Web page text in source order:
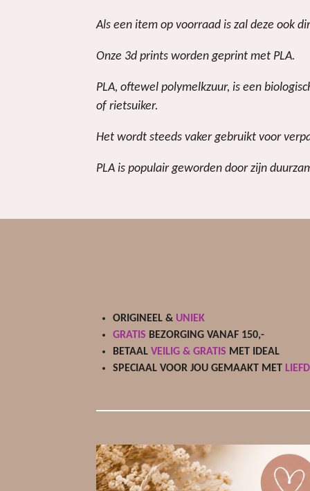
Als een item op voorraad is zal deze ook
Onze 3d prints worden geprint met PLA.
PLA, oftewel polymelkzuur, is een
of rietsuiker.
Het wordt steeds vaker gebruikt voor
PLA is populair geworden door zijn
ORIGINEEL & UNIEK
GRATIS BEZORGING VANAF 150,-
BETAAL VEILIG & GRATIS MET IDEAL
SPECIAAL VOOR JOU GEMAAKT MET